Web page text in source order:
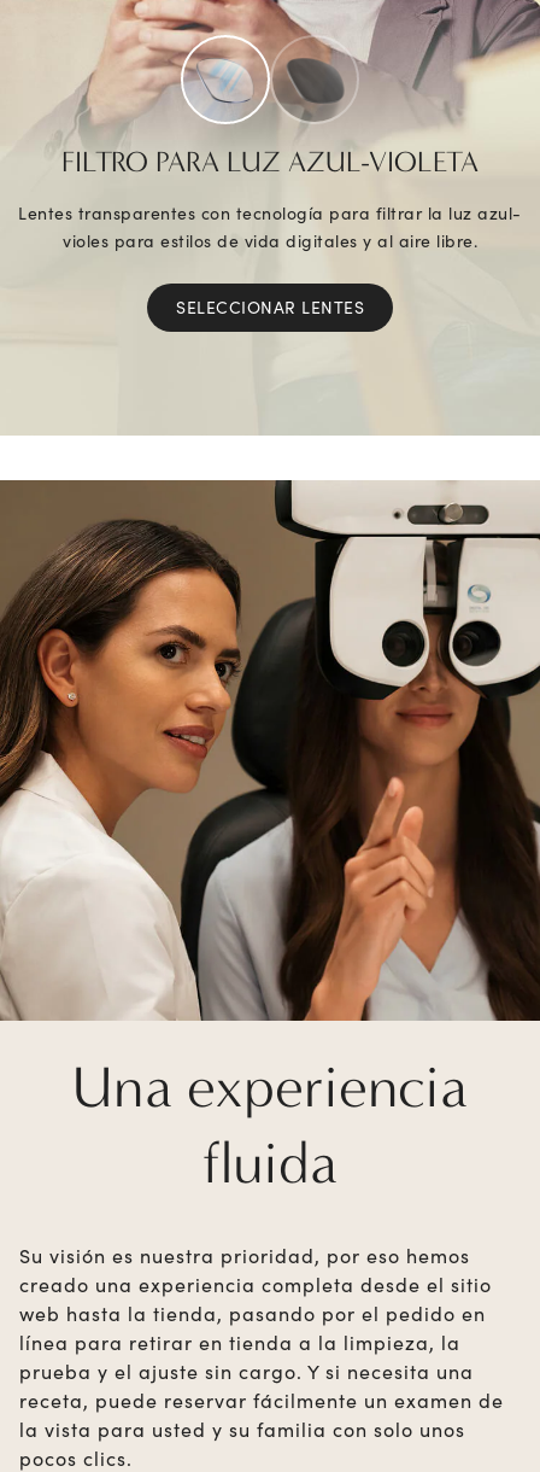
FILTRO PARA LUZ AZUL-VIOLETA
Lentes transparentes con tecnología para filtrar la luz azul-
violes para estilos de vida digitales y al aire libre.
SELECCIONAR LENTES
Una experiencia
fluida
Su visión es nuestra prioridad, por eso hemos
creado una experiencia completa desde el sitio
web hasta la tienda, pasando por el pedido en
línea para retirar en tienda a la limpieza, la
prueba y el ajuste sin cargo. Y si necesita una
receta, puede reservar fácilmente un examen de
la vista para usted y su familia con solo unos
pocos clics.